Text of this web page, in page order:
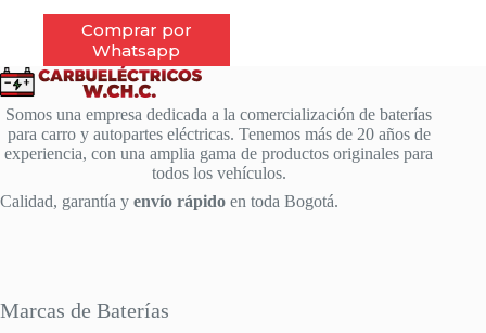
Comprar por
Whatsapp
Somos una empresa dedicada a la comercialización de baterías
para carro y autopartes eléctricas. Tenemos más de 20 años de
experiencia, con una amplia gama de productos originales para
todos los vehículos.
Calidad, garantía y envío rápido en toda Bogotá.
Marcas de Baterías